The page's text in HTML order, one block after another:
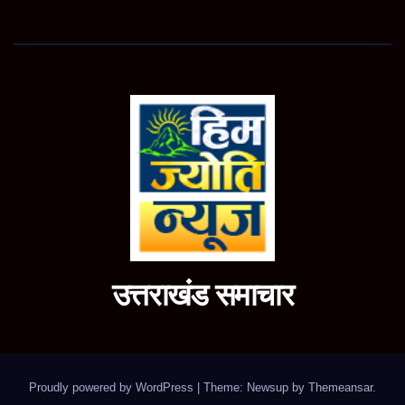
उत्तराखंड समाचार
Proudly powered by WordPress Theme: Newsup by Themeansar.